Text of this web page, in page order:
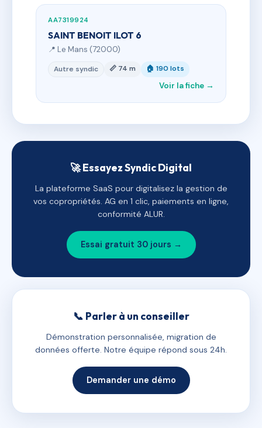
AA7319924
SAINT BENOIT ILOT 6
📍 Le Mans (72000)
Autre syndic 📏 74 m 🏠 190 lots
Voir la fiche →
🚀 Essayez Syndic Digital
La plateforme SaaS pour digitalisez la gestion de
vos copropriétés. AG en 1 clic, paiements en ligne,
conformité ALUR.
Essai gratuit 30 jours →
📞 Parler à un conseiller
Démonstration personnalisée, migration de
données offerte. Notre équipe répond sous 24h.
Demander une démo